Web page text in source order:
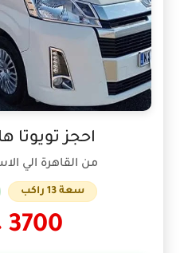
احجز تويوتا
من القاهرة الي
سعة 13 راكب
3700